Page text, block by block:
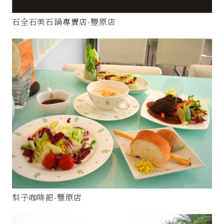
石全石美石鍋專賣店-豐原店
梨子咖啡館-豐原店